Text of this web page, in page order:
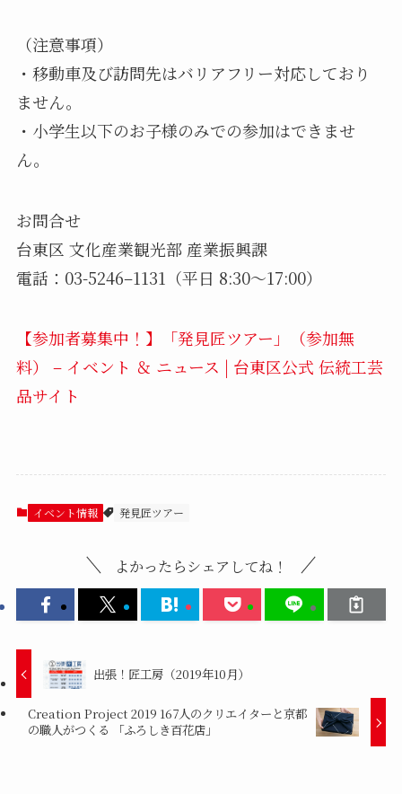
（注意事項）
・移動車及び訪問先はバリアフリー対応しており
ません。
・小学生以下のお子様のみでの参加はできませ
ん。
お問合せ
台東区 文化産業観光部 産業振興課
電話：03-5246–1131（平日 8:30～17:00）
【参加者募集中！】「発見匠ツアー」（参加無
料） – イベント ＆ ニュース | 台東区公式 伝統工芸
品サイト
イベント情報 発見匠ツアー
よかったらシェアしてね！
出張！匠工房（2019年10月）
Creation Project 2019 167人のクリエイターと京都
の職人がつくる 「ふろしき百花店」